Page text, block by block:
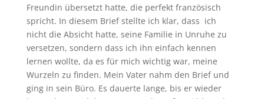
Freundin übersetzt hatte, die perfekt französisch
spricht. In diesem Brief stellte ich klar, dass ich
nicht die Absicht hatte, seine Familie in Unruhe zu
versetzen, sondern dass ich ihn einfach kennen
lernen wollte, da es für mich wichtig war, meine
Wurzeln zu finden. Mein Vater nahm den Brief und
ging in sein Büro. Es dauerte lange, bis er wieder